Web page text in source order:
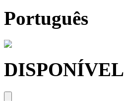
Português
DISPONÍVEL